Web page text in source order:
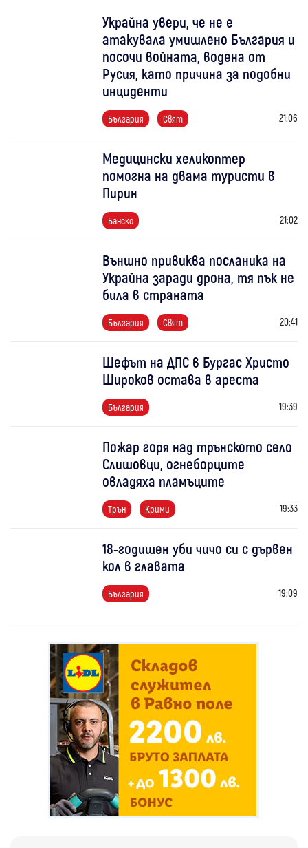
Украйна увери, че не е
атакувала умишлено България и
посочи войната, водена от
Русия, като причина за подобни
инциденти
България Свят 21:06
Медицински хеликоптер
помогна на двама туристи в
Пирин
Банско 21:02
Външно привиква посланика на
Украйна заради дрона, тя пък не
била в страната
България Свят 20:41
Шефът на ДПС в Бургас Христо
Широков остава в ареста
България 19:39
Пожар горя над трънското село
Слишовци, огнеборците
овладяха пламъците
Трън Крими 19:33
18-годишен уби чичо си с дървен
кол в главата
България 19:09